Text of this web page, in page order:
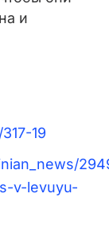
и
19
v-levuyu-